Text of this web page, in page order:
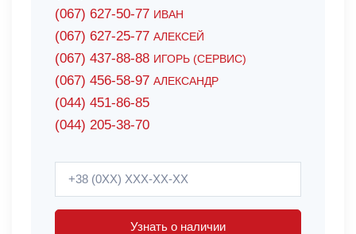
(067) 627-50-77 ИВАН
(067) 627-25-77 АЛЕКСЕЙ
(067) 437-88-88 ИГОРЬ (СЕРВИС)
(067) 456-58-97 АЛЕКСАНДР
(044) 451-86-85
(044) 205-38-70
Узнать о наличии